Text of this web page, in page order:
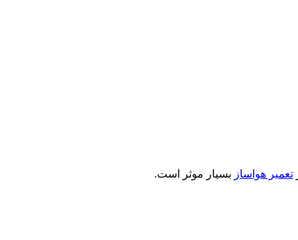
تعمیر هواساز بسیار موثر است.